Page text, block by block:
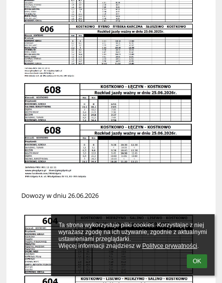
Ta strona wykorzystuje pliki cookies. Korzystając z niej
wyrażasz zgodę na ich używanie, zgodnie z aktualnymi
ustawieniami przeglądarki.
Więcej informacji znajdziesz w Polityce prywatności.
OK
Dowozy w dniu 26.06.2026